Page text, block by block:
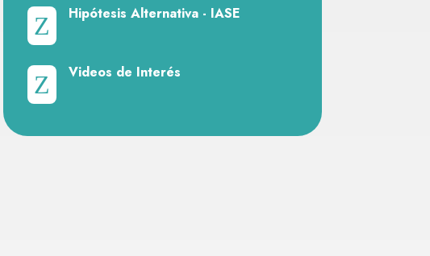
Z Hipótesis Alternativa - IASE
Z Videos de Interés